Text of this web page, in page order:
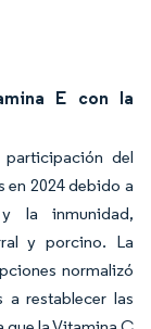
E con la
del
en 2024 debido a
la inmunidad,
y porcino. La
normalizó
a restablecer las